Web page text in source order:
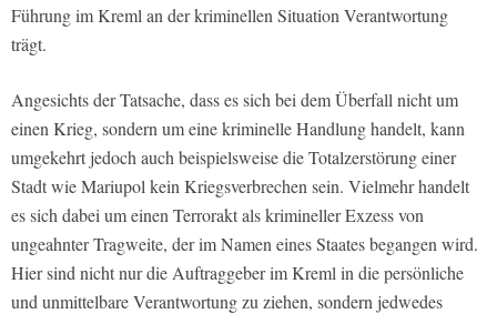
Führung im Kreml an der kriminellen Situation Verantwortung
trägt.
Angesichts der Tatsache, dass es sich bei dem Überfall nicht um
einen Krieg, sondern um eine kriminelle Handlung handelt, kann
umgekehrt jedoch auch beispielsweise die Totalzerstörung einer
Stadt wie Mariupol kein Kriegsverbrechen sein. Vielmehr handelt
es sich dabei um einen Terrorakt als krimineller Exzess von
ungeahnter Tragweite, der im Namen eines Staates begangen wird.
Hier sind nicht nur die Auftraggeber im Kreml in die persönliche
und unmittelbare Verantwortung zu ziehen, sondern jedwedes